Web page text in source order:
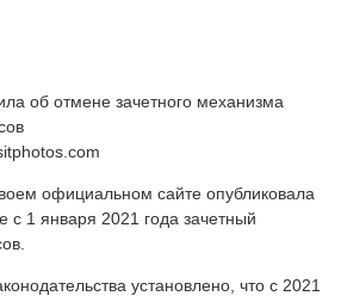
официальном сайте опубликовала
1 января 2021 года зачетный
установлено, что с 2021